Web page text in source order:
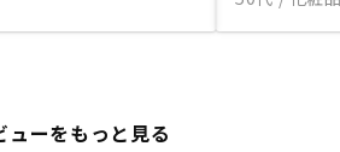
ューをもっと見る